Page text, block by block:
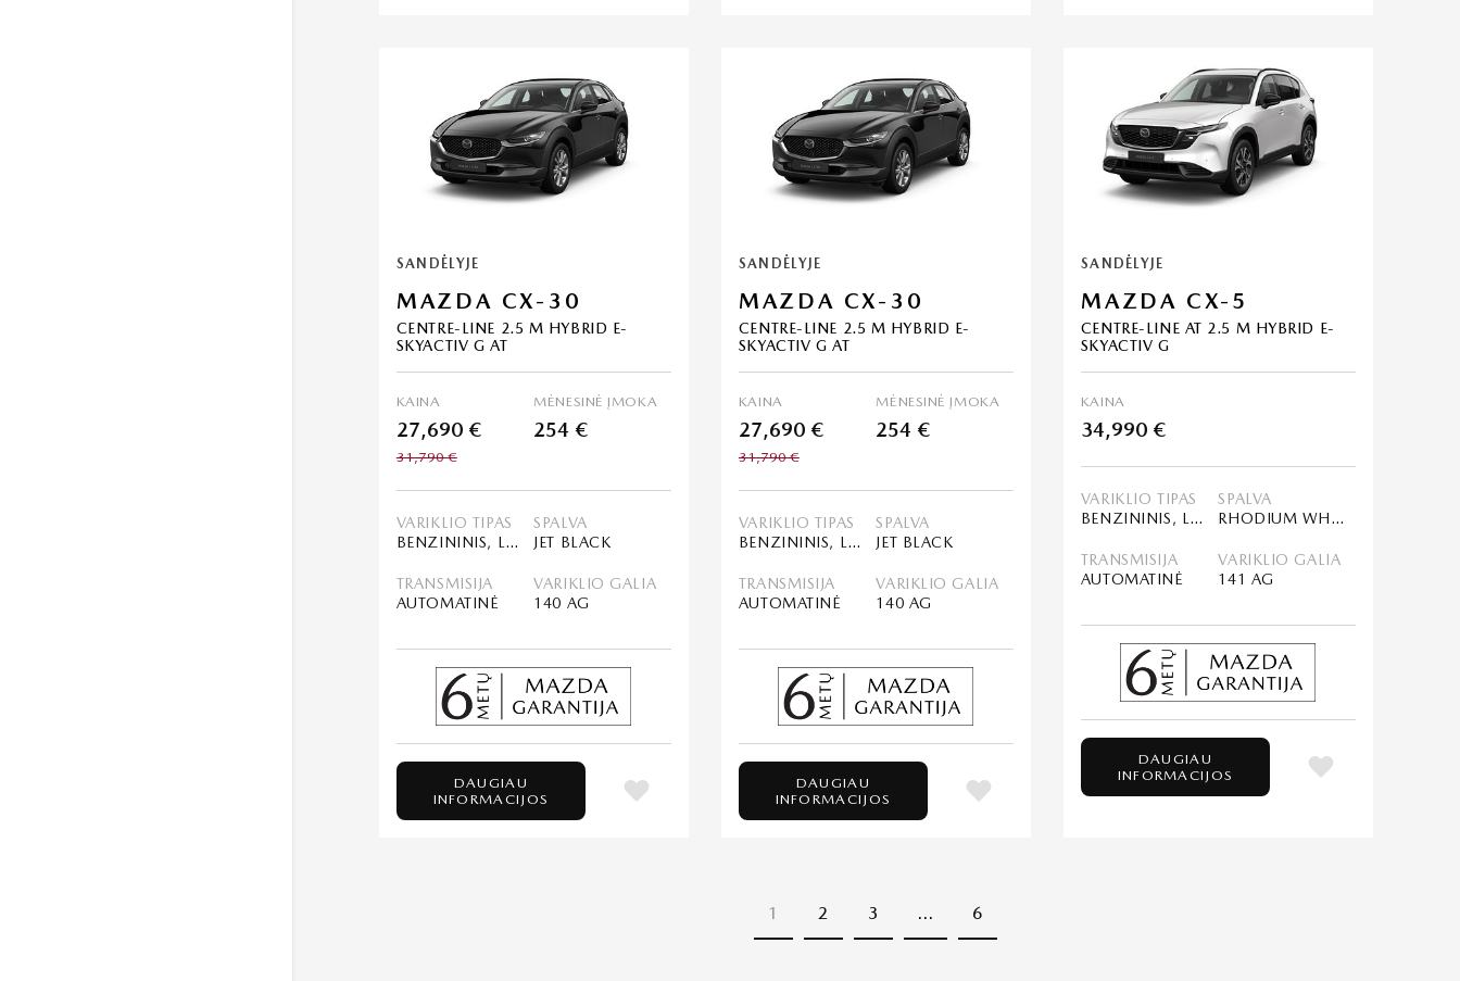
SANDĖLYJE
MAZDA CX-30
CENTRE-LINE 2.5 M HYBRID E-
SKYACTIV G AT
KAINA
27,690 €
31,790 €
MĖNESINĖ ĮMOKA
254 €
VARIKLIO TIPAS
BENZININIS, LENGVASIS HIBRIDAS (MHEV)
SPALVA
JET BLACK
TRANSMISIJA
AUTOMATINĖ
VARIKLIO GALIA
140 AG
DAUGIAU
INFORMACIJOS
SANDĖLYJE
MAZDA CX-30
CENTRE-LINE 2.5 M HYBRID E-
SKYACTIV G AT
KAINA
27,690 €
31,790 €
MĖNESINĖ ĮMOKA
254 €
VARIKLIO TIPAS
BENZININIS, LENGVASIS HIBRIDAS (MHEV)
SPALVA
JET BLACK
TRANSMISIJA
AUTOMATINĖ
VARIKLIO GALIA
140 AG
DAUGIAU
INFORMACIJOS
SANDĖLYJE
MAZDA CX-5
CENTRE-LINE AT 2.5 M HYBRID E-
SKYACTIV G
KAINA
34,990 €
VARIKLIO TIPAS
BENZININIS, LENGVASIS HIBRIDAS (MHEV)
SPALVA
RHODIUM WHITE
TRANSMISIJA
AUTOMATINĖ
VARIKLIO GALIA
141 AG
DAUGIAU
INFORMACIJOS
1 2 3 … 6